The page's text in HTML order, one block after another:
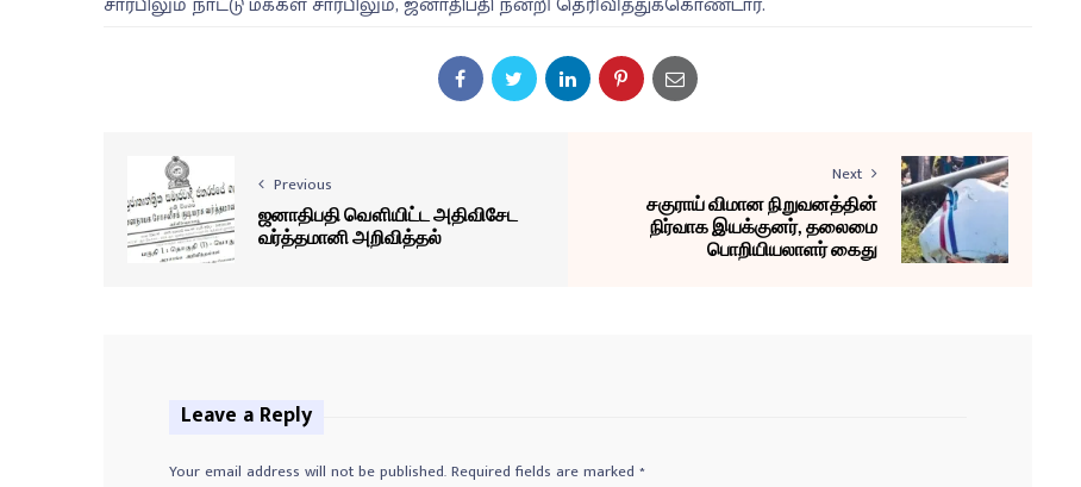
Previous
ஜனாதிபதி வௌியிட்ட அதிவிசேட
வர்த்தமானி அறிவித்தல்
Next
சகுராய் விமான நிறுவனத்தின்
நிர்வாக இயக்குனர், தலைமை
பொறியியலாளர் கைது
Leave a Reply
Your email address will not be published.Required fields are marked *